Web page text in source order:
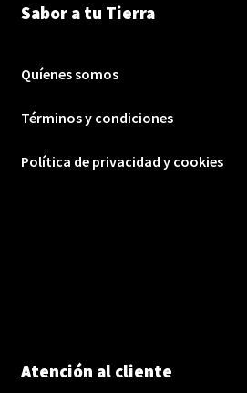
Sabor a tu Tierra
Quíenes somos
Términos y condiciones
Política de privacidad y cookies
Atención al cliente